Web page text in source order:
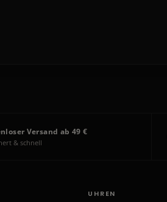
Versand ab 49 €
& schnell
UHREN